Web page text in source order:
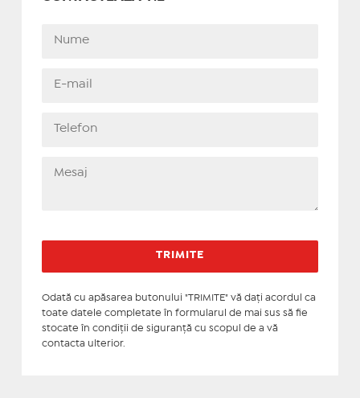
Odată cu apăsarea butonului "TRIMITE" vă daţi acordul ca
toate datele completate în formularul de mai sus să fie
stocate în condiţii de siguranţă cu scopul de a vă
contacta ulterior.